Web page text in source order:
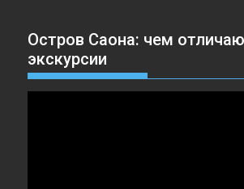
Остров Саона: чем
экскурсии